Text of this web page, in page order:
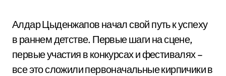
Алдар Цыденжапов начал свой путь к успеху
в раннем детстве. Первые шаги на сцене,
первые участия в конкурсах и фестивалях –
все это сложили первоначальные кирпичики в